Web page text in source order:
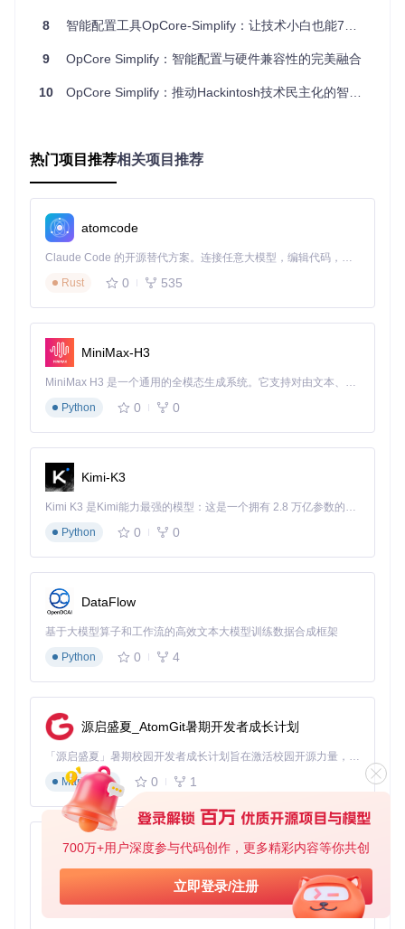
700万+用户深度参与代码创作，更多精彩内容等你共创
立即登录/注册
支持度
动态兼容性评估引擎
基于超过10万组硬件配置案例训练的决策模型，工具能快速评
估目标硬件与macOS各版本的兼容性。通过颜色编码系统直
自适应配置生成系统
配置维度
传统模板方
Kext管理 智能匹配硬件与系统版本
内核参数
SMBIOS生
成
择
机型
实施路径：四步高效部署流程
第一步：项目获取与启动
git clone
cd
macOS：终端执行
nd && ./OpCore-Simplify.command
Linux：终端执行python3 OpCore-Simplify.py
点击"Export Hardware Report"生成当前系统硬件报告
或通过"Select Hardware Report"导入已有报告
系统自动验证报告完整性与有效性
第三步：配置参数精细化定制
核心配置项设置建议：
macOS版本：选择硬件支持的最高兼容版本
ACPI补丁：保持默认自动选择，高级用户可手动调整
：启用"自动管理"模式确保最佳兼容性
音频布局：使用自动检测功能获取最佳Layout ID
8 智能配置工具OpCore-Simplify：让技术小白也能7倍提升Hackintosh效率
9 OpCore Simplify：智能配置与硬件兼容性的完美融合
10 OpCore Simplify：推动Hackintosh技术民主化的智能引擎
热门项目推荐相关项目推荐
atomcode
Claude Code 的开源替代方案。连接任意大模型，编辑代码，运行命令，自动验证 — 全自动执行。用 Rust 构建，极致性能。 ｜ An open-source alternative to Claude Code. Connect any LLM, edit code, run commands, and verify changes — autonomously. Built in Rust for speed. Get Started
Rust
0 535
MiniMax-H3
MiniMax H3 是一个通用的全模态生成系统。它支持对由文本、图像、视频和音频组成的多模态上下文进行统一理解，并能生成分辨率高达 2K、时长可达 15 秒的带原生立体声音频的视频。得益于面向任务泛化的系统设计，H3 在预训练阶段就已具备广泛的多模态上下文理解与生成能力，能够出色地执行复杂的多模态指令。
Python
0 0
Kimi-K3
Kimi K3 是Kimi能力最强的模型：这是一个拥有 2.8 万亿参数的混合专家（MoE）模型，具备原生视觉理解能力，并支持 100 万 token 的上下文窗口。
Python
0 0
DataFlow
基于大模型算子和工作流的高效文本大模型训练数据合成框架
Python
0 4
源启盛夏_AtomGit暑期开发者成长计划
「源启盛夏」暑期校园开发者成长计划旨在激活校园开源力量，通过积分激励、认证扶持、资源倾斜等形式，引导高校组织和开发者完成「入驻 — 建项目 — 做贡献 — 获认证 — 得资源」的完整闭环。无论你是想带领社团入驻平台的组织者，还是希望用代码贡献证明自己的开发者，都能在这里找到属于你的成长路径。
Markdown
0 1
py-xiaozhi
基于Python的Xiaozhi AI，适用于想要完整Xiaozhi体验而无需拥有专用硬件的用户。
Python
0 1